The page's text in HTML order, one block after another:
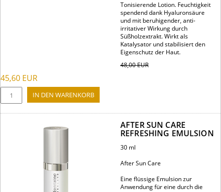
Tonisierende Lotion. Feuchtigkeit
spendend dank Hyaluronsäure
und mit beruhigender, anti-
irritativer Wirkung durch
Süßholzextrakt. Wirkt als
Katalysator und stabilisiert den
Eigenschutz der Haut.
48,00EUR
45,60 EUR
AFTER SUN CARE
REFRESHING EMULSION
30 ml
After Sun Care
Eine flüssige Emulsion zur
Anwendung für eine durch die